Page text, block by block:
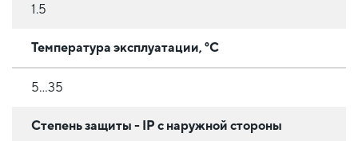
1.5
Температура эксплуатации, °C
5...35
Степень защиты - IP с наружной стороны